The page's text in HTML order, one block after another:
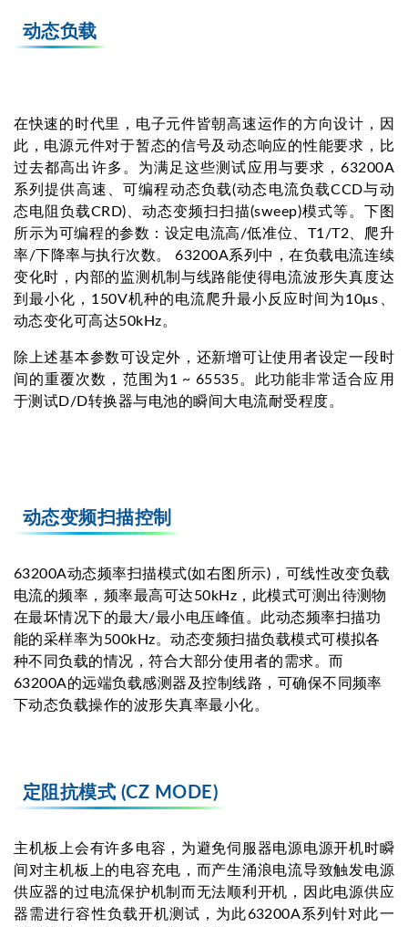
动态负载
在快速的时代里，电子元件皆朝高速运作的方向设计，因
此，电源元件对于暂态的信号及动态响应的性能要求，比
过去都高出许多。为满足这些测试应用与要求，63200A
系列提供高速、可编程动态负载(动态电流负载CCD与动
态电阻负载CRD)、动态变频扫扫描(sweep)模式等。下图
所示为可编程的参数：设定电流高/低准位、T1/T2、爬升
率/下降率与执行次数。 63200A系列中，在负载电流连续
变化时，内部的监测机制与线路能使得电流波形失真度达
到最小化，150V机种的电流爬升最小反应时间为10μs、
动态变化可高达50kHz。
除上述基本参数可设定外，还新增可让使用者设定一段时
间的重覆次数，范围为1 ~ 65535。此功能非常适合应用
于测试D/D转换器与电池的瞬间大电流耐受程度。
动态变频扫描控制
63200A动态频率扫描模式(如右图所示)，可线性改变负载
电流的频率，频率最高可达50kHz，此模式可测出待测物
在最坏情况下的最大/最小电压峰值。此动态频率扫描功
能的采样率为500kHz。动态变频扫描负载模式可模拟各
种不同负载的情况，符合大部分使用者的需求。而
63200A的远端负载感测器及控制线路，可确保不同频率
下动态负载操作的波形失真率最小化。
定阻抗模式­ (CZ MODE)
主机板上会有许多电容，为避免伺服器电源电源开机时瞬
间对主机板上的电容充电，而产生涌浪电流导致触发电源
供应器的过电流保护机制而无法顺利开机，因此电源供应
器需进行容性负载开机测试，为此63200A系列针对此一